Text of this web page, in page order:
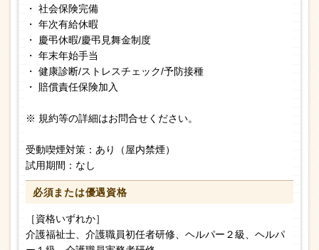
・ 社会保険完備
・ 年次有給休暇
・ 慶弔休暇/慶弔見舞金制度
・ 年末年始手当
・ 健康診断/ストレスチェック/予防接種
・ 賠償責任保険加入
※ 規約等の詳細はお問合せください。
受動喫煙対策：あり（屋内禁煙）
試用期間：なし
必須または優遇資格
［資格いずれか］
介護福祉士、介護職員初任者研修、ヘルパー２級、ヘルパ